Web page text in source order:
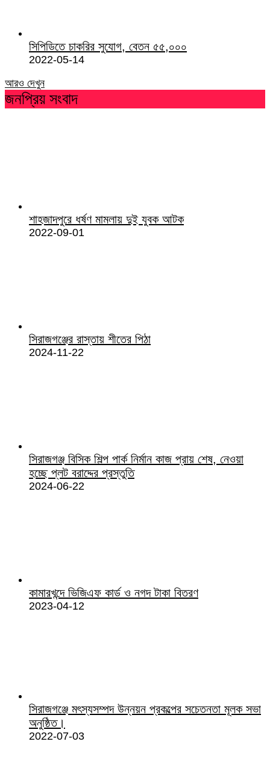
সিপিডিতে চাকরির সুযোগ, বেতন ৫৫,০০০
2022-05-14
আরও দেখুন
জনপ্রিয় সংবাদ
শাহজাদপুরে ধর্ষণ মামলায় দুই যুবক আটক
2022-09-01
সিরাজগঞ্জের রাস্তায় শীতের পিঠা
2024-11-22
সিরাজগঞ্জ বিসিক শিল্প পার্ক নির্মান কাজ প্রায় শেষ, নেওয়া
হচ্ছে প্লট বরাদ্দের প্রস্তুতি
2024-06-22
কামারখন্দে ভিজিএফ কার্ড ও নগদ টাকা বিতরণ
2023-04-12
সিরাজগঞ্জে মৎস্যসম্পদ উন্নয়ন প্রকল্পের সচেতনতা মূলক সভা
অনুষ্ঠিত।
2022-07-03